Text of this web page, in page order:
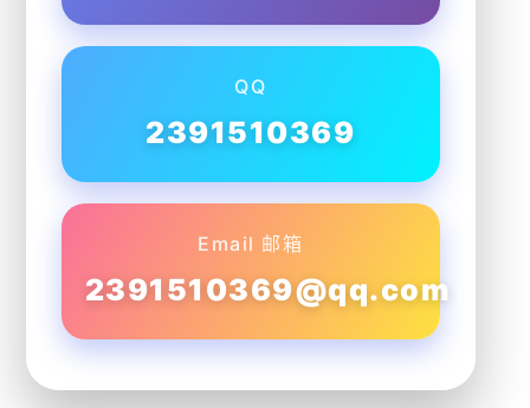
QQ
2391510369
Email 邮箱
2391510369@qq.com